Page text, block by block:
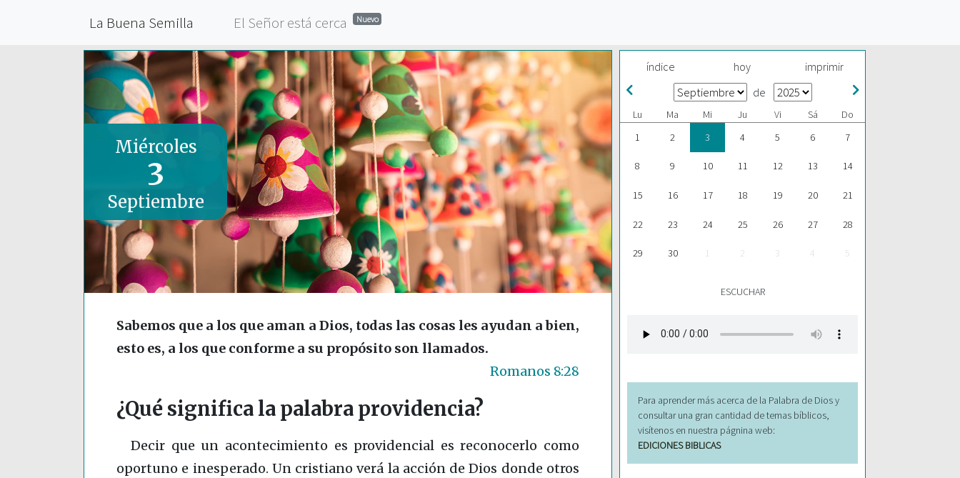
La Buena Semilla El Señor está cerca Nuevo
Miércoles
3
Septiembre
Sabemos que a los que aman a Dios, todas las cosas les ayudan a bien,
esto es, a los que conforme a su propósito son llamados.
Romanos 8:28
¿Qué significa la palabra providencia?
Decir que un acontecimiento es providencial es reconocerlo como
oportuno e inesperado. Un cristiano verá la acción de Dios donde otros
índice hoy imprimir
de
Lu Ma Mi Ju Vi Sá
Do
1
2 3 4 5 6 7
8 9 10 11 12 13 14
15 16 17 18 19 20 21
22 23 24 25 26 27 28
29 30 1 2 3 4 5
ESCUCHAR
Para aprender más acerca de la Palabra de Dios y
consultar una gran cantidad de temas bíblicos,
visítenos en nuestra págnina web:
EDICIONES BIBLICAS